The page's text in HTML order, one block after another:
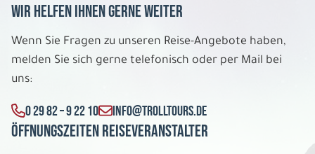
Do. 03.12. - Do. 10.12.2026
Polarlicht in Levi
P.P. AB
Wir helfen Ihnen gerne weiter
Wenn Sie Fragen zu unseren Reise-Angebote haben,
melden Sie sich gerne telefonisch oder per Mail bei
uns:
0 29 82 – 9 22 10 INFO@TROLLTOURS.DE
Öffnungszeiten Reiseveranstalter